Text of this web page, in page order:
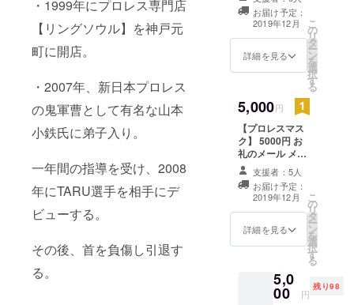
・1999年にプロレス専門店
【リングソウル】を神戸元
町に開店。
・2007年、新日本プロレス
の鬼軍曹として有名な山本
小鉄氏に弟子入り。
一年間の指導を受け、2008
年にTARU選手を相手にデ
ビューする。
その後、首を負傷し引退す
る。
ベントを開
催した。
禍のなか、
KOBEメリケ
ンプロレス
実行委員会
を立ち上げ
る。
2021年 3月
27日 KOBE
ロレス旗揚
入予定のメキシ
コ土産。メキシ
コならではの雑
貨など
お届け予定：
2019年12月
詳細を見る
こ
の
リ
タ
ー
ン
を
選
択
す
る
5,000円
【プロレスマス
ク】 5000円 お
礼のメール メキ
シコのプロレス
会場などで販売
しているレプリ
カマスク
支援者：5人
お届け予定：
2019年12月
詳細を見る
こ
の
リ
タ
ー
ン
を
選
択
す
る
5,0
00 円
残り98